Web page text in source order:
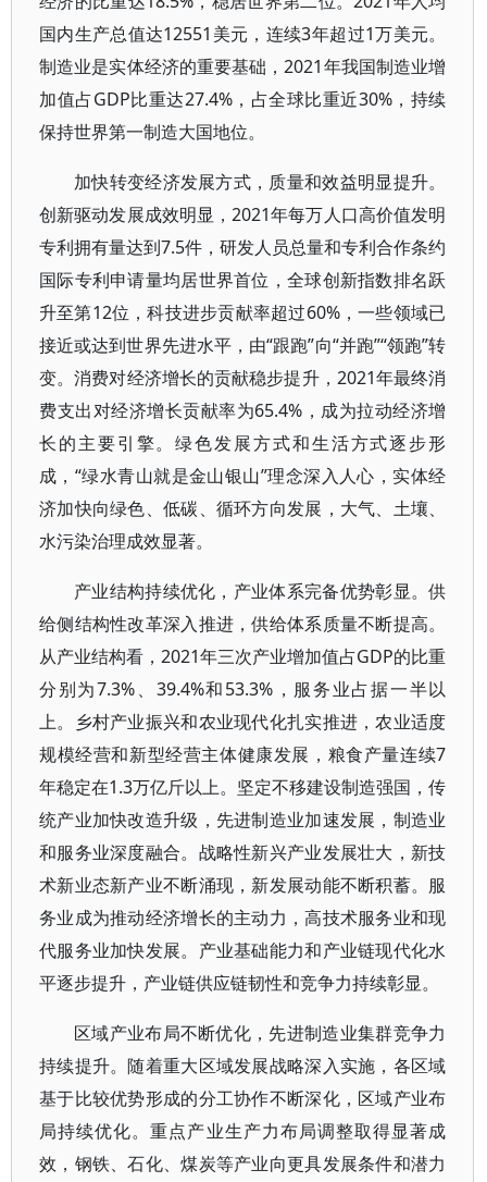
国内生产总值达12551美元，连续3年超过1万美元。
制造业是实体经济的重要基础，2021年我国制造业增
加值占GDP比重达27.4%，占全球比重近30%，持续
保持世界第一制造大国地位。
加快转变经济发展方式，质量和效益明显提升。
创新驱动发展成效明显，2021年每万人口高价值发明
专利拥有量达到7.5件，研发人员总量和专利合作条约
国际专利申请量均居世界首位，全球创新指数排名跃
升至第12位，科技进步贡献率超过60%，一些领域已
接近或达到世界先进水平，由“跟跑”向“并跑”“领跑”转
变。消费对经济增长的贡献稳步提升，2021年最终消
费支出对经济增长贡献率为65.4%，成为拉动经济增
长的主要引擎。绿色发展方式和生活方式逐步形
成，“绿水青山就是金山银山”理念深入人心，实体经
济加快向绿色、低碳、循环方向发展，大气、土壤、
水污染治理成效显著。
产业结构持续优化，产业体系完备优势彰显。供
给侧结构性改革深入推进，供给体系质量不断提高。
从产业结构看，2021年三次产业增加值占GDP的比重
分别为7.3%、39.4%和53.3%，服务业占据一半以
上。乡村产业振兴和农业现代化扎实推进，农业适度
规模经营和新型经营主体健康发展，粮食产量连续7
年稳定在1.3万亿斤以上。坚定不移建设制造强国，传
统产业加快改造升级，先进制造业加速发展，制造业
和服务业深度融合。战略性新兴产业发展壮大，新技
术新业态新产业不断涌现，新发展动能不断积蓄。服
务业成为推动经济增长的主动力，高技术服务业和现
代服务业加快发展。产业基础能力和产业链现代化水
平逐步提升，产业链供应链韧性和竞争力持续彰显。
区域产业布局不断优化，先进制造业集群竞争力
持续提升。随着重大区域发展战略深入实施，各区域
基于比较优势形成的分工协作不断深化，区域产业布
局持续优化。重点产业生产力布局调整取得显著成
效，钢铁、石化、煤炭等产业向更具发展条件和潜力